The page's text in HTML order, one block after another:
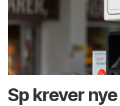
Sp krever